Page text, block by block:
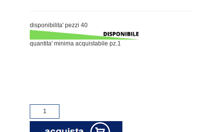
disponibilita' pezzi 40
quantita' minima acquistabile pz.1